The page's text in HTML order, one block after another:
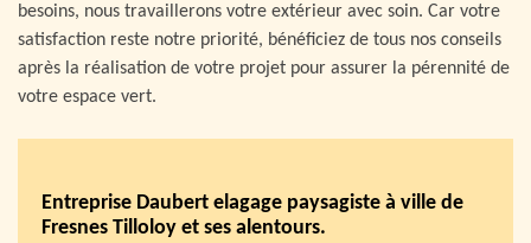
besoins, nous travaillerons votre extérieur avec soin. Car votre
satisfaction reste notre priorité, bénéficiez de tous nos conseils
après la réalisation de votre projet pour assurer la pérennité de
votre espace vert.
Entreprise Daubert elagage paysagiste à ville de
Fresnes Tilloloy et ses alentours.